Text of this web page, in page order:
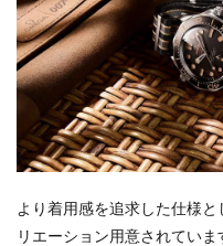
より着用感を追求した仕様
リエーション用意されてい